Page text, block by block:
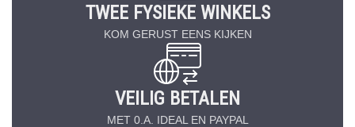
TWEE FYSIEKE WINKELS
KOM GERUST EENS KIJKEN
VEILIG BETALEN
MET 0.A. IDEAL EN PAYPAL